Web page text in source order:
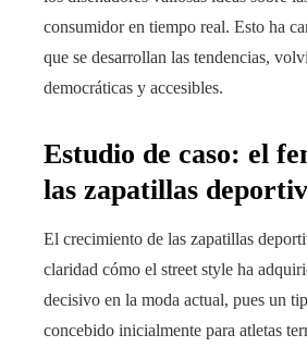
consumidor en tiempo real. Esto ha
que se desarrollan las tendencias,
democráticas y accesibles.
Estudio de caso: el
las zapatillas
El crecimiento de las zapatillas
claridad cómo el street style ha
decisivo en la moda actual, pues un
concebido inicialmente para atletas